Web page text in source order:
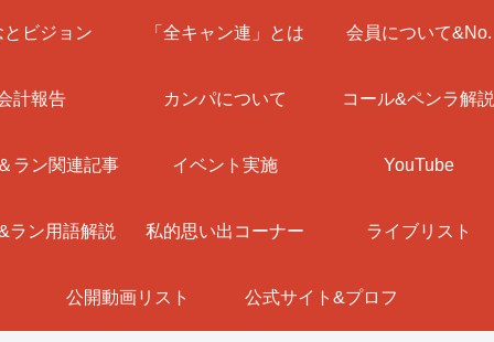
とビジョン 「全キャン連」とは 会員について&No.
計報告 カンパについて コール&ペンラ解説
ラン関連記事 イベント実施 YouTube
ラン用語解説 私的思い出コーナー ライブリスト
公開動画リスト 公式サイト&プロフ